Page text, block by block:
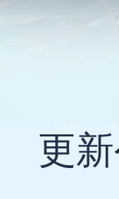
更